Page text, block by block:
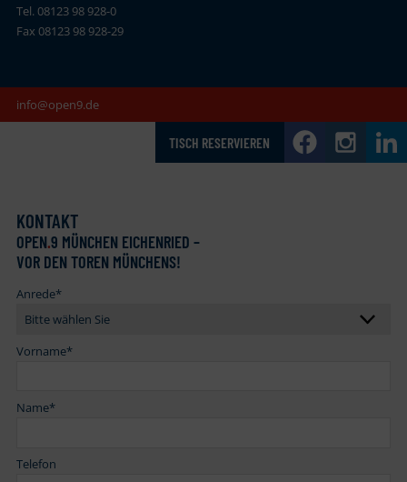
Tel. 08123 98 928-0
Fax 08123 98 928-29
info@open9.de
TISCH RESERVIEREN
KONTAKT
OPEN.9 MÜNCHEN EICHENRIED –
VOR DEN TOREN MÜNCHENS!
Anrede*
Vorname*
Name*
Telefon